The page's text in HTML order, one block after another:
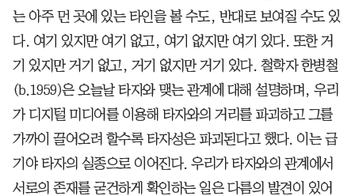
는 아주 먼 곳에 있는 타인을 볼 수도, 반대로 보여질 수도 있
다. 여기 있지만 여기 없고, 여기 없지만 여기 있다. 또한 거
기 있지만 거기 없고, 거기 없지만 거기 있다. 철학자 한병철
(b.1959)은 오늘날 타자와 맺는 관계에 대해 설명하며, 우리
가 디지털 미디어를 이용해 타자와의 거리를 파괴하고 그를
가까이 끌어오려 할수록 타자성은 파괴된다고 했다. 이는 급
기야 타자의 실종으로 이어진다. 우리가 타자와의 관계에서
서로의 존재를 굳건하게 확인하는 일은 다름의 발견이 있어